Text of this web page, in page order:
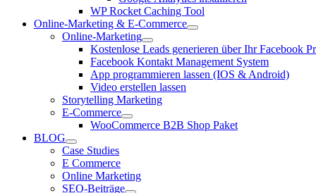
WP Rocket Caching Tool
Online-Marketing & E-Commerce
Online-Marketing
Kostenlose Leads generieren über Ihr Facebook
Facebook Kontakt Management System
App programmieren lassen (IOS & Android)
Video erstellen lassen
Storytelling Marketing
E-Commerce
WooCommerce B2B Shop Paket
BLOG
Case Studies
E Commerce
Online Marketing
SEO-Beiträge